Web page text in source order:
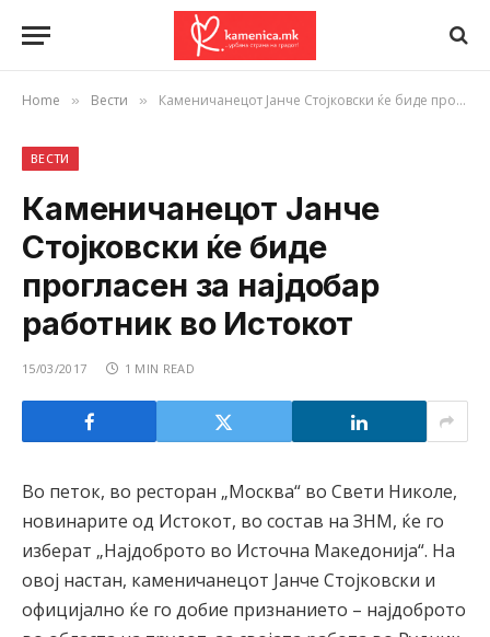
Home » Вести » Каменичанецот Јанче Стојковски ќе биде прогласен за најдобар работник во Истокот
ВЕСТИ
Каменичанецот Јанче
Стојковски ќе биде
прогласен за најдобар
работник во Истокот
15/03/2017 1 MIN READ
Во петок, во ресторан „Москва“ во Свети Николе,
новинарите од Истокот, во состав на ЗНМ, ќе го
изберат „Најдоброто во Источна Македонија“. На
овој настан, каменичанецот Јанче Стојковски и
официјално ќе го добие признанието – најдоброто